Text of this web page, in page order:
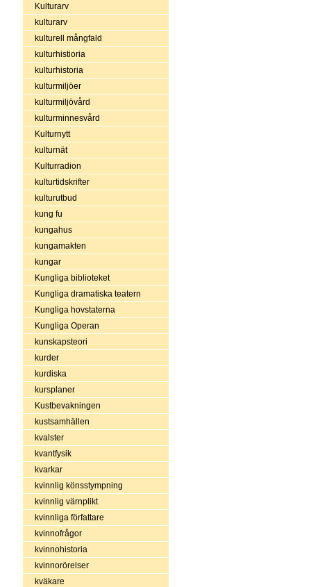
Kulturarv
kulturarv
kulturell mångfald
kulturhistioria
kulturhistoria
kulturmiljöer
kulturmiljövård
kulturminnesvård
Kulturnytt
kulturnät
Kulturradion
kulturtidskrifter
kulturutbud
kung fu
kungahus
kungamakten
kungar
Kungliga biblioteket
Kungliga dramatiska teatern
Kungliga hovstaterna
Kungliga Operan
kunskapsteori
kurder
kurdiska
kursplaner
Kustbevakningen
kustsamhällen
kvalster
kvantfysik
kvarkar
kvinnlig könsstympning
kvinnlig värnplikt
kvinnliga författare
kvinnofrågor
kvinnohistoria
kvinnorörelser
kväkare